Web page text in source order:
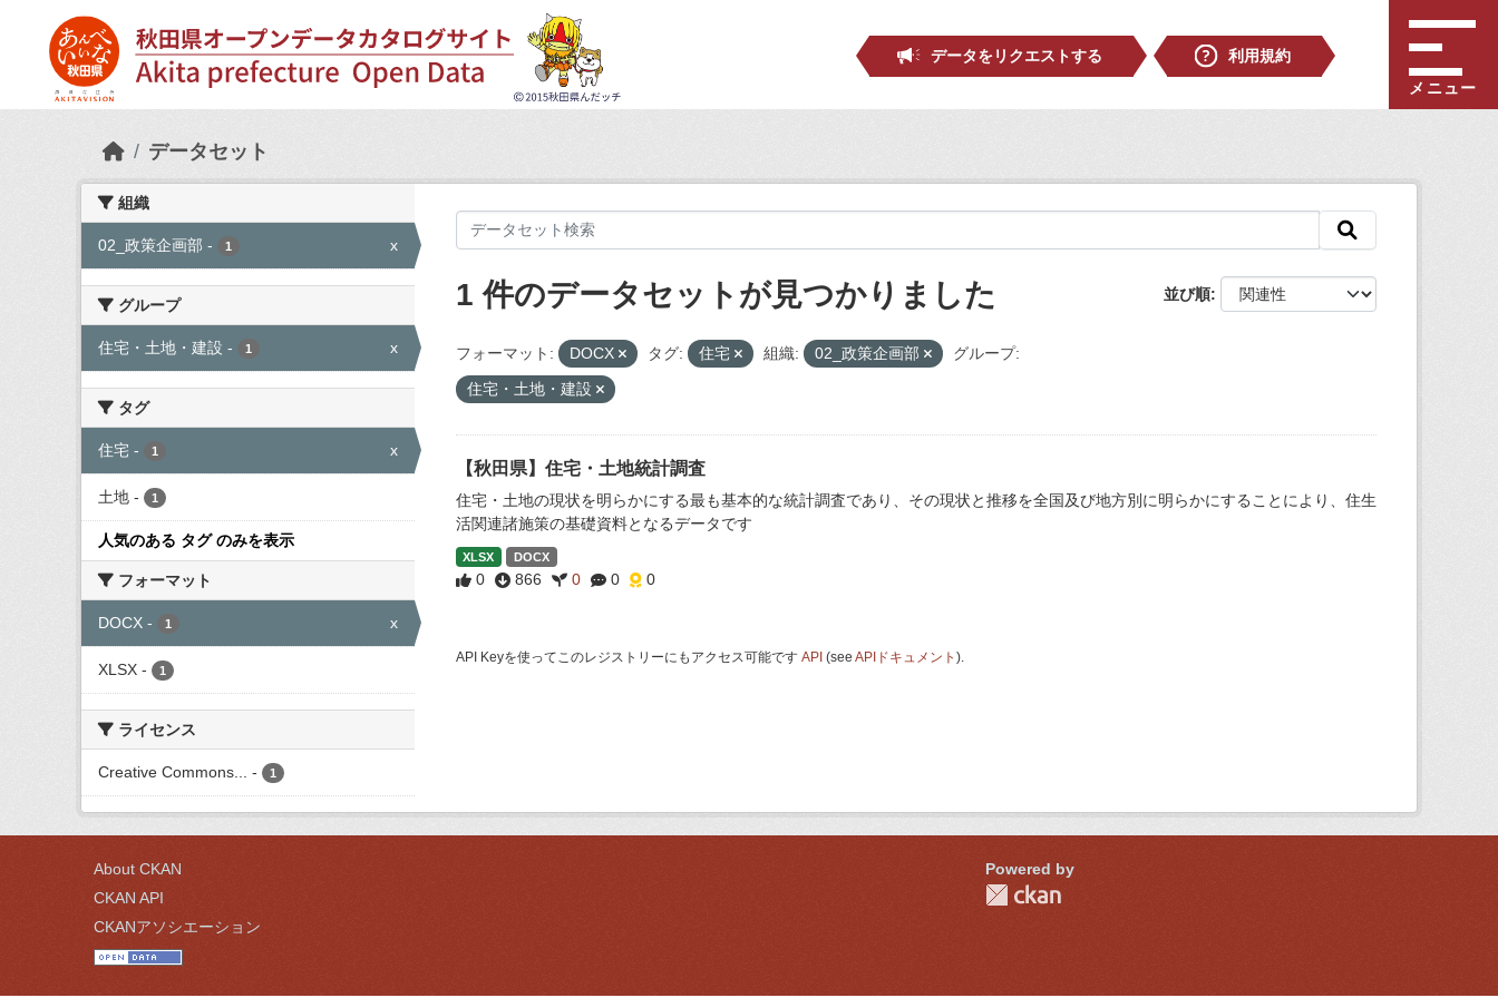
データをリクエストする
利用規約
メニュー
データセット
組織
02_政策企画部 - 1 x
グループ
住宅・土地・建設 - 1 x
タグ
住宅 - 1 x
土地 - 1
人気のある タグ のみを表示
フォーマット
DOCX - 1 x
XLSX - 1
ライセンス
Creative Commons... - 1
並び順
1 件のデータセットが見つかりました
フォーマット: DOCX タグ: 住宅 組織: 02_政策企画部
グループ:
住宅・土地・建設
【秋田県】住宅・土地統計調査
住宅・土地の現状を明らかにする最も基本的な統計調査であり、その現状と推移を全国及び地方別に明らかにすることにより、住生
活関連諸施策の基礎資料となるデータです
XLSX DOCX
0 866 0 0 0
API Keyを使ってこのレジストリーにもアクセス可能です API (see APIドキュメント ).
About CKAN
CKAN API
CKANアソシエーション
Powered by